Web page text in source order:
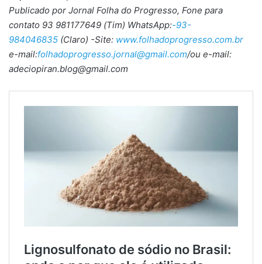
Publicado por Jornal Folha do Progresso, Fone para
contato 93 981177649 (Tim) WhatsApp:-93-
984046835 (Claro) -Site: www.folhadoprogresso.com.br
e-mail:folhadoprogresso.jornal@gmail.com/ou e-mail:
adeciopiran.blog@gmail.com